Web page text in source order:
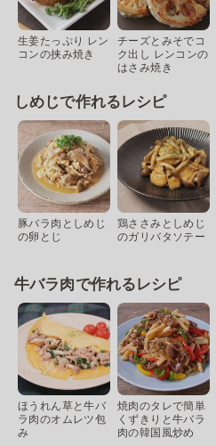
生姜たっぷり レン
コンの挟み焼き
チーズとみそでコ
ク出し レンコンの
はさみ焼き
しめじで作れるレシピ
豚バラ肉としめじ
の卵とじ
鶏ささみとしめじ
のガリバタソテー
牛バラ肉で作れるレシピ
ほうれん草と牛バ
ラ肉のオムレツ包
み
焼肉のタレで簡単
くずきりと牛バラ
肉の韓国風炒め